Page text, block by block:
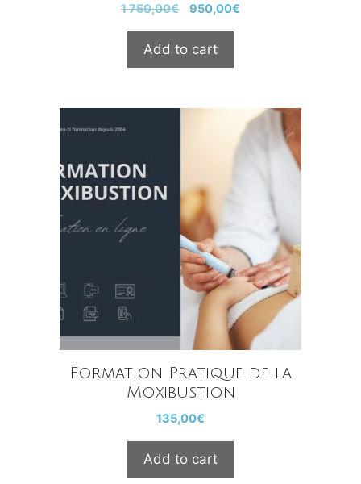
1 750,00€
Le
initial
était :
950,00€
Add to cart
Formation Pratique de la
Moxibustion
135,00€
Add to cart